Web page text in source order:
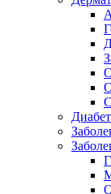
Диабет